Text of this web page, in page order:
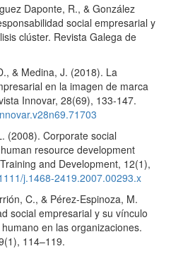
Daponte, R., & González
social empresarial y
clúster. Revista Galega de
& Medina, J. (2018). La
en la imagen de marca
Innovar, 28(69), 133-147.
(2008). Corporate social
resource development
and Development, 12(1),
j.1468-2419.2007.00293.x
C., & Pérez-Espinoza, M.
social empresarial y su vínculo
en las organizaciones.
114–119.